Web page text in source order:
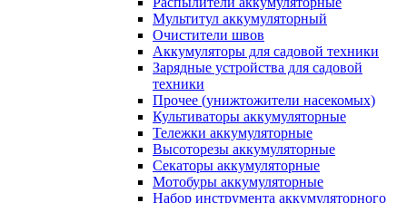
Мультитул аккумуляторный
Очистители швов
Аккумуляторы для садовой техники
Зарядные устройства для садовой
техники
Прочее (унижтожители насекомых)
Культиваторы аккумуляторные
Тележки аккумуляторные
Высоторезы аккумуляторные
Секаторы аккумуляторные
Мотобуры аккумуляторные
Набор инструмента аккумуляторного